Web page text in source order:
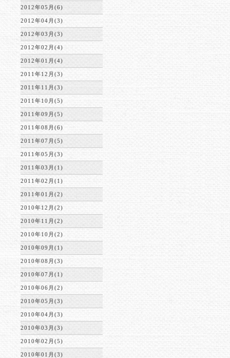
2012年05月(6)
2012年04月(3)
2012年03月(3)
2012年02月(4)
2012年01月(4)
2011年12月(3)
2011年11月(3)
2011年10月(5)
2011年09月(5)
2011年08月(6)
2011年07月(5)
2011年05月(3)
2011年03月(1)
2011年02月(1)
2011年01月(2)
2010年12月(2)
2010年11月(2)
2010年10月(2)
2010年09月(1)
2010年08月(3)
2010年07月(1)
2010年06月(2)
2010年05月(3)
2010年04月(3)
2010年03月(3)
2010年02月(5)
2010年01月(3)